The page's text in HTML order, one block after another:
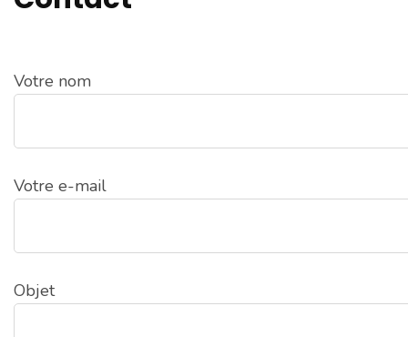
Votre nom
Votre e-mail
Objet